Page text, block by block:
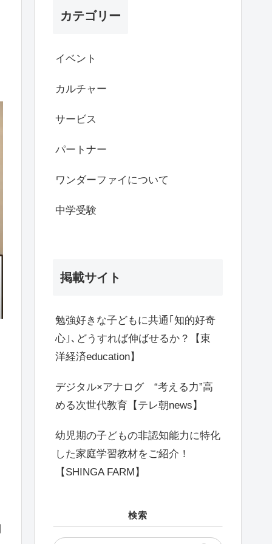
カテゴリー
イベント
カルチャー
サービス
パートナー
ワンダーファイについて
中学受験
掲載サイト
勉強好きな子どもに共通｢知的好奇
心｣､どうすれば伸ばせるか？【東
洋経済education】
デジタル×アナログ “考える力”高
める次世代教育【テレ朝news】
幼児期の子どもの非認知能力に特化
した家庭学習教材をご紹介！
【SHINGA FARM】
検索